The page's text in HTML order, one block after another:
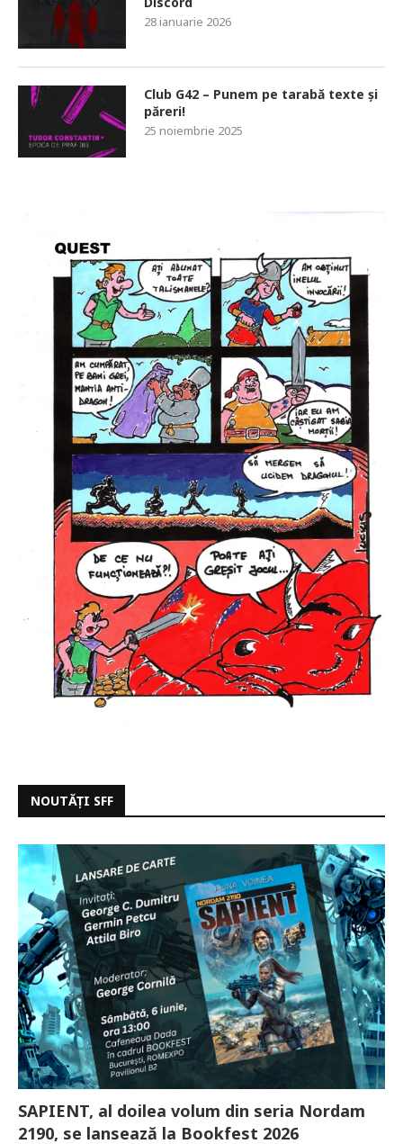
28 ianuarie 2026
Club G42 – Punem pe tarabă texte și
păreri!
25 noiembrie 2025
NOUTĂȚI SFF
SAPIENT, al doilea volum din seria Nordam
2190, se lansează la Bookfest 2026